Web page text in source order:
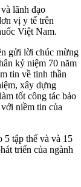
lãnh đạo
vị y tế trên
Việt Nam.
gửi lời chúc mừng
kỷ niệm 70 năm
tin về tinh thần
xây dựng
tốt công tác bảo
niềm tin của
tập thể và và 15
triển của ngành